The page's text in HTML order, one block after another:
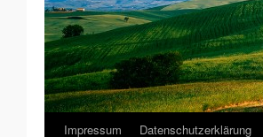
ZumImpressum Datenschutzerklärung